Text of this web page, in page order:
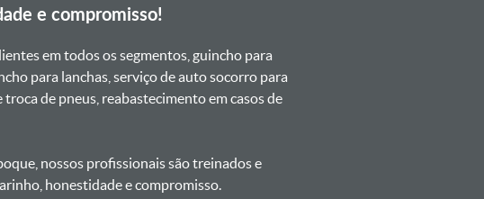
e compromisso!
em todos os segmentos, guincho para
para lanchas, serviço de auto socorro para
de pneus, reabastecimento em casos de
nossos profissionais são treinados e
honestidade e compromisso.